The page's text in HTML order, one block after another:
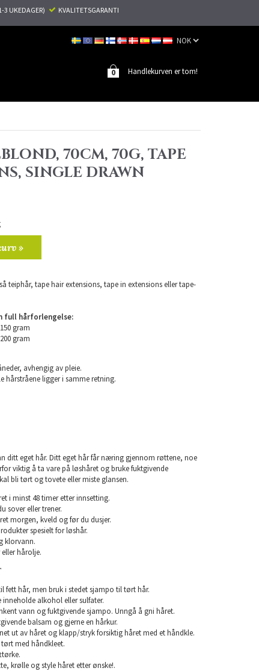
3 UKEDAGER) KVALITETSGARANTI
Handlekurven er tom!
0
70CM, 70G, TAPE
SINGLE DRAWN
»
teiphår, tape hair extensions, tape in extensions eller tape-
full hårforlengelse:
gram
gram
avhengig av pleie.
hårstråene ligger i samme retning.
ditt eget hår. Ditt eget hår får næring gjennom røttene, noe
viktig å ta vare på løshåret og bruke fuktgivende
bli tørt og tovete eller miste glansen.
i minst 48 timer etter innsetting.
sover eller trener.
morgen, kveld og før du dusjer.
spesielt for løshår.
klorvann.
hårolje.
fett hår, men bruk i stedet sjampo til tørt hår.
inneholde alkohol eller sulfater.
vann og fuktgivende sjampo. Unngå å gni håret.
balsam og gjerne en hårkur.
ut av håret og klapp/stryk forsiktig håret med et håndkle.
med håndkleet.
krølle og style håret etter ønske!.